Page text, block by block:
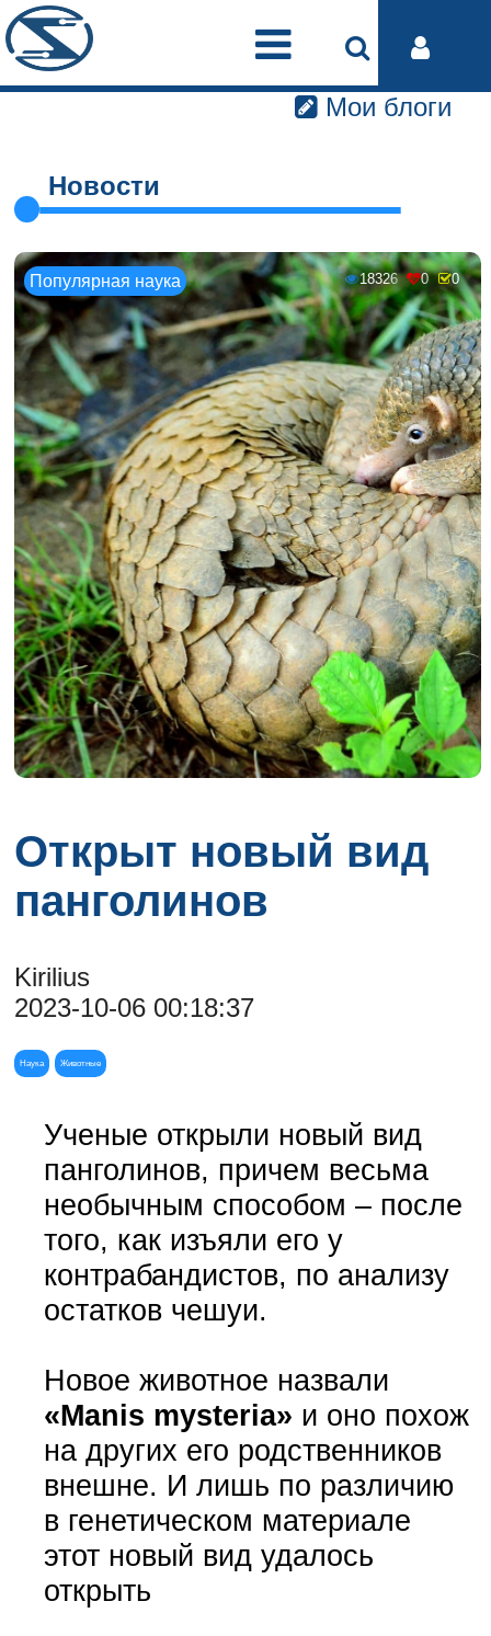
Мои блоги
Новости
Популярная наука 18326 0 0
Открыт новый вид
панголинов
Kirilius
2023-10-06 00:18:37
Наука Животные
Ученые открыли новый вид
панголинов, причем весьма
необычным способом – после
того, как изъяли его у
контрабандистов, по анализу
остатков чешуи.
Новое животное назвали
«Manis mysteria» и оно похож
на других его родственников
внешне. И лишь по различию
в генетическом материале
этот новый вид удалось
открыть